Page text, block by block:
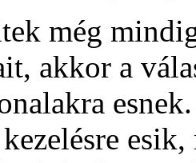
még
akkor a